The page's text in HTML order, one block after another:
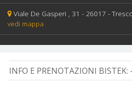
Viale De Gasperi , 31 - 26017 -
vedi mappa
INFO E PRENOTAZIONI BISTEK: